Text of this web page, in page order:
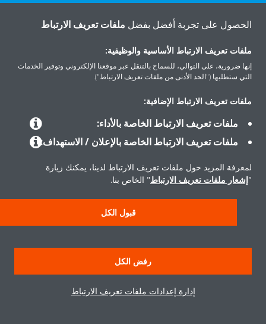
المنتجات
حلول
حول دايكن
إشعار ملف تعريف الارتباط
سياسة خصوصية البيانات
الحصول على تجربة أفضل بفضل ملفات تعريف الارتباط
ملفات تعريف الارتباط الأساسية والوظيفية:
إنها ضرورية، على التوالي، للسماح بالتنقل عبر موقعنا الإلكتروني وتوفير الخدمات
التي ستطلبها ("الحد الأدنى من ملفات تعريف الارتباط").
ملفات تعريف الارتباط الإضافية:
ملفات تعريف الارتباط الخاصة بالأداء:
ملفات تعريف الارتباط الخاصة بالإعلان / الاستهداف:
لمعرفة المزيد حول ملفات تعريف الارتباط لدينا، يمكنك زيارة
"إشعار ملفات تعريف الارتباط" الخاص بنا.
قبول الكل
رفض الكل
إدارة إعدادات ملفات تعريف الارتباط